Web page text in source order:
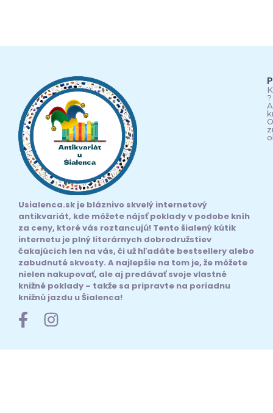
Usialenca.sk je bláznivo skvelý internetový
antikvariát, kde môžete nájsť poklady v podobe kníh
za ceny, ktoré vás roztancujú! Tento šialený kútik
internetu je plný literárnych dobrodružstiev
čakajúcich len na vás, či už hľadáte bestsellery alebo
zabudnuté skvosty. A najlepšie na tom je, že môžete
nielen nakupovať, ale aj predávať svoje vlastné
knižné poklady – takže sa pripravte na poriadnu
knižnú jazdu u Šialenca!
?